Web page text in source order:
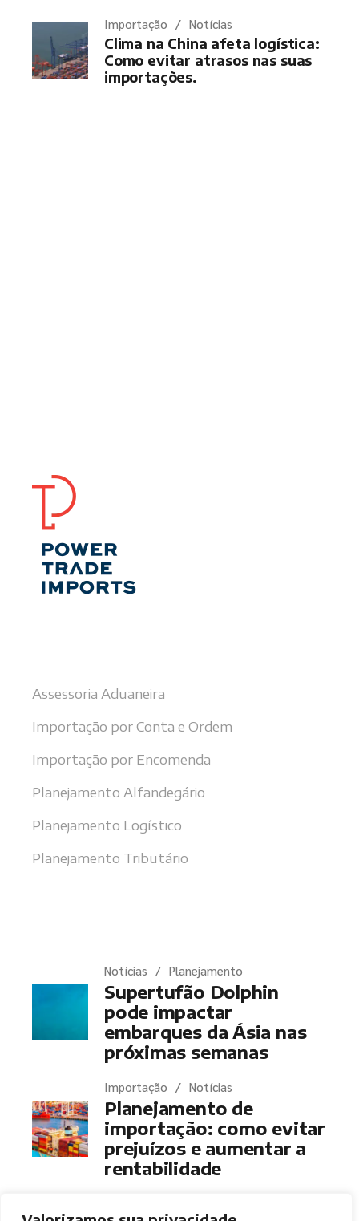
Importação Notícias
Clima na China afeta logística:
Como evitar atrasos nas suas
importações.
Assessoria Aduaneira
Importação por Conta e Ordem
Importação por Encomenda
Planejamento Alfandegário
Planejamento Logístico
Planejamento Tributário
Notícias Planejamento
Supertufão Dolphin
pode impactar
embarques da Ásia nas
próximas semanas
Importação Notícias
Planejamento de
importação: como evitar
prejuízos e aumentar a
rentabilidade